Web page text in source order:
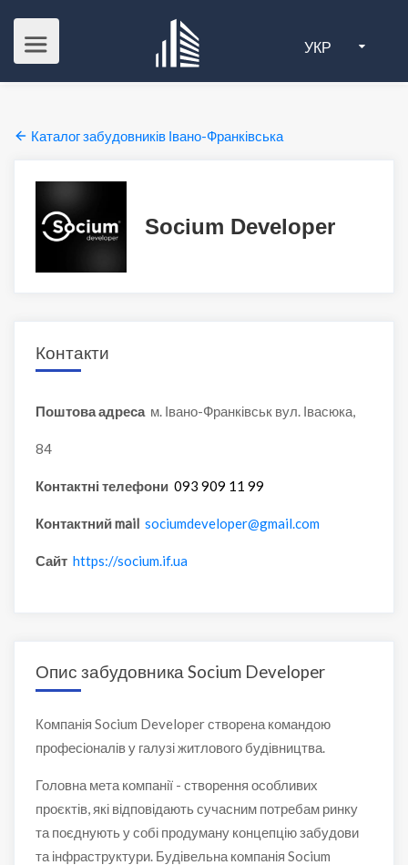
УКР
Каталог забудовників Івано-Франківська
Socium Developer
Контакти
Поштова адреса м. Івано-Франківськ вул. Івасюка,
84
Контактні телефони 093 909 11 99
Контактний mail sociumdeveloper@gmail.com
Сайт https://socium.if.ua
Опис забудовника Socium Developer
Компанія Socium Developer створена командою
професіоналів у галузі житлового будівництва.
Головна мета компанії - створення особливих
проєктів, які відповідають сучасним потребам ринку
та поєднують у собі продуману концепцію забудови
та інфраструктури. Будівельна компанія Socium